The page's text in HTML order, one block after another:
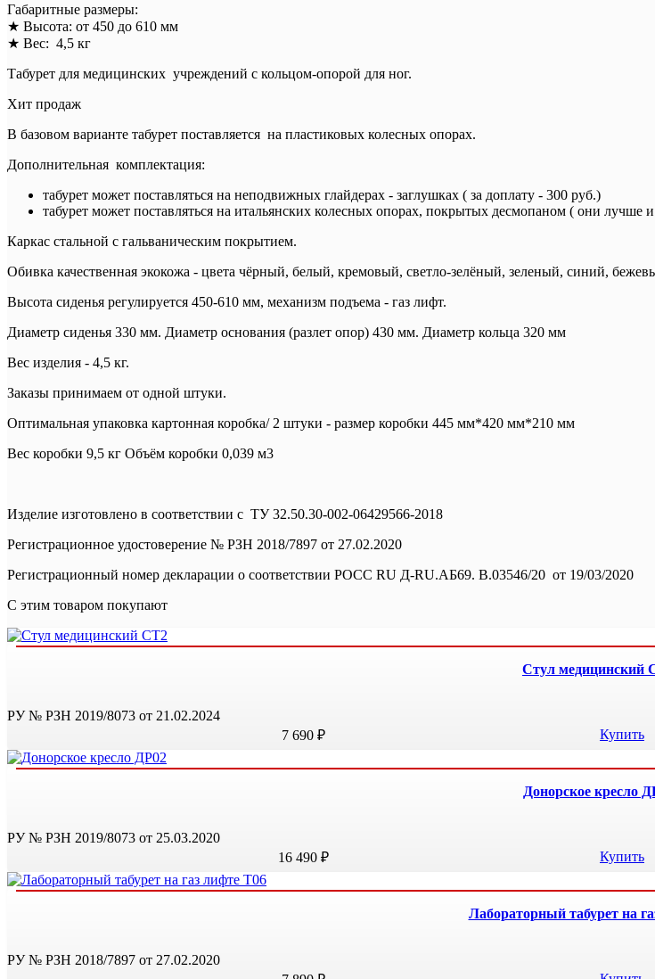
Габаритные размеры:
★ Высота: от 450 до 610 мм
★ Вес: 4,5 кг
Табурет для медицинских учреждений с кольцом-опорой для ног.
Хит продаж
В базовом варианте табурет поставляется на пластиковых колесных опорах.
Дополнительная комплектация:
табурет может поставляться на неподвижных глайдерах - заглушках ( за доплату - 300 руб.)
табурет может поставляться на итальянских колесных опорах, покрытых десмопаном ( они
Каркас стальной с гальваническим покрытием.
Обивка качественная экокожа - цвета чёрный, белый, кремовый, светло-зелёный, зеленый, синий,
Высота сиденья регулируется 450-610 мм, механизм подъема - газ лифт.
Диаметр сиденья 330 мм. Диаметр основания (разлет опор) 430 мм. Диаметр кольца 320 мм
Вес изделия - 4,5 кг.
Заказы принимаем от одной штуки.
Оптимальная упаковка картонная коробка/ 2 штуки - размер коробки 445 мм*420 мм*210 мм
Вес коробки 9,5 кг Объём коробки 0,039 м3
Изделие изготовлено в соответствии с ТУ 32.50.30-002-06429566-2018
Регистрационное удостоверение № РЗН 2018/7897 от 27.02.2020
Регистрационный номер декларации о соответствии РОСС RU Д-RU.АБ69. В.03546/20 от 19/03/2020
С этим товаром покупают
Стул медицинский
РУ № РЗН 2019/8073 от 21.02.2024
7 690 ₽
Купить
Донорское кресло
РУ № РЗН 2019/8073 от 25.03.2020
16 490 ₽
Купить
Лабораторный табурет на
РУ № РЗН 2018/7897 от 27.02.2020